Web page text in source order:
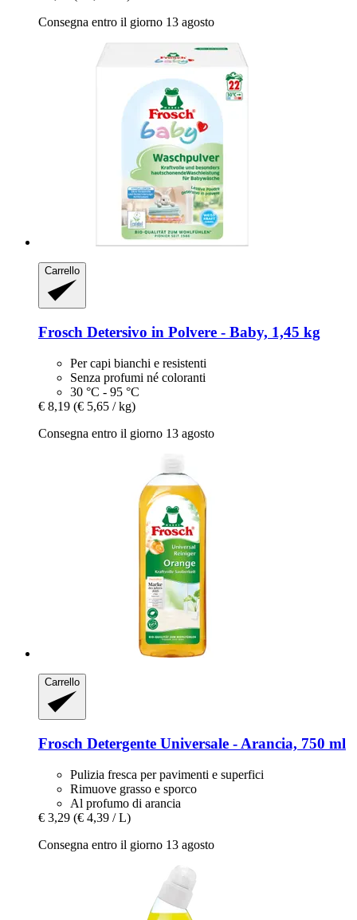
Consegna entro il giorno 13 agosto
Carrello
Frosch Detersivo in Polvere -​ Baby, 1,45 kg
Per capi bianchi e resistenti
Senza profumi né coloranti
30 °C - 95 °C
€ 8,19 (€ 5,65 / kg)
Consegna entro il giorno 13 agosto
Carrello
Frosch Detergente Universale -​ Arancia, 750 ml
Pulizia fresca per pavimenti e superfici
Rimuove grasso e sporco
Al profumo di arancia
€ 3,29 (€ 4,39 / L)
Consegna entro il giorno 13 agosto